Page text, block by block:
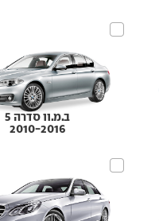
ב.מ.וו סדרה 5
2010-2016